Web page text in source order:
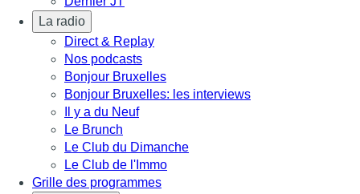
La radio
Direct & Replay
Nos podcasts
Bonjour Bruxelles
Bonjour Bruxelles: les interviews
Il y a du Neuf
Le Brunch
Le Club du Dimanche
Le Club de l'Immo
Grille des programmes